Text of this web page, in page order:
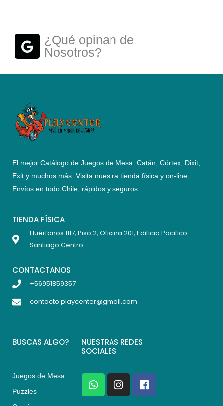
G
o
g
e
¿Qué opinan de
Nosotros?
El mejor Catálogo de Juegos de Mesa: Catán, Córtex, Dixit,
Exit y muchos más. Visita nuestra tienda física y on-line.
Envíos en todo Chile, rápidos y seguros
TIENDA FÍSICA
Huérfanos 1117, Piso 2, Oficina 201, Edificio Pacifico.
Santiago Centro
CONTACTANOS
+56951859357
contacto.playcenter@gmail.com
BUSCAS ALGO?
Juegos de Mesa
Puzzles
NUESTRAS REDES
SOCIALES
W
h
a
I
n
s
F
a
c